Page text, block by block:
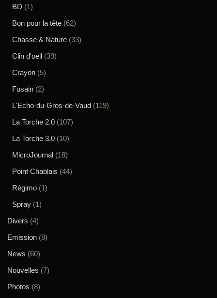
BD (1)
Bon pour la tête (62)
Chasse & Nature (33)
Clin d'oeil (39)
Crayon (5)
Fusain (2)
L'Echo-du-Gros-de-Vaud (119)
La Torche 2.0 (107)
La Torche 3.0 (10)
MicroJournal (18)
Point Chablais (44)
Régimo (1)
Spray (1)
Divers (4)
Emission (8)
News (60)
Nouvelles (7)
Photos (8)